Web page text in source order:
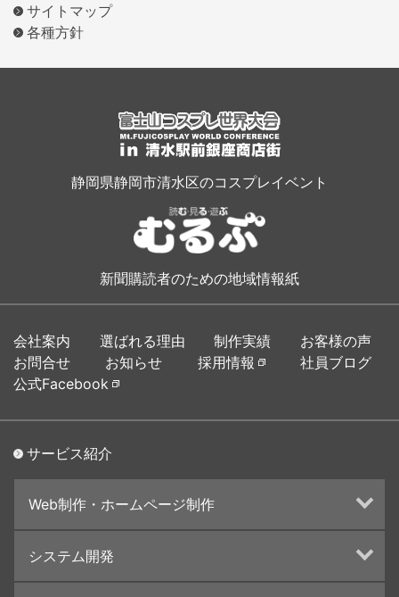
サイトマップ
各種方針
静岡県静岡市清水区のコスプレイベント
新聞購読者のための地域情報紙
会社案内 選ばれる理由 制作実績
お客様の声
お問合せ
お知らせ 採用情報
社員ブログ
公式Facebook
サービス紹介
Web制作・ホームページ制作
ランディングページ制作
Web分析・改善・コンサルティング
システム開発